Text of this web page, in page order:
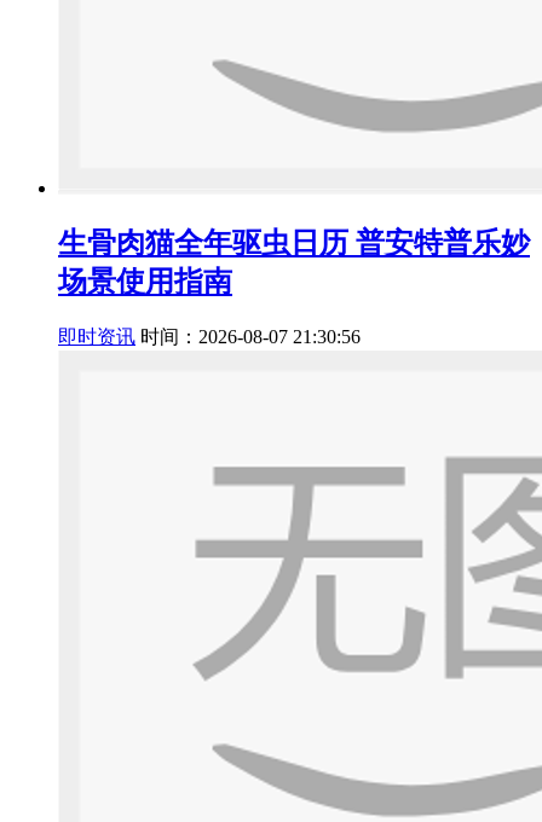
生骨肉猫全年驱虫日历 普安特普乐妙
场景使用指南
即时资讯 时间：2026-08-07 21:30:56